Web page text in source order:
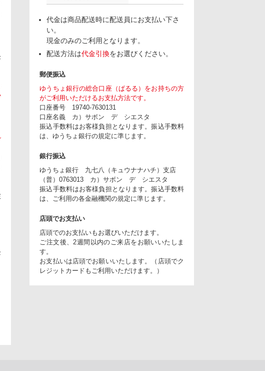
代金は商品配送時に配送員にお支払い下さ
い。
現金のみのご利用となります。
配送方法は代金引換をお選びください。
郵便振込
ゆうちょ銀行の総合口座（ぱるる）をお持ちの方
がご利用いただけるお支払方法です。
口座番号 19740-7630131
口座名義 カ）サボン デ シエスタ
振込手数料はお客様負担となります。振込手数料
は、ゆうちょ銀行の規定に準じます。
銀行振込
ゆうちょ銀行 九七八（キュウナナハチ）支店
（普）0763013 カ）サボン デ シエスタ
振込手数料はお客様負担となります。振込手数料
は、ご利用の各金融機関の規定に準じます。
店頭でお支払い
店頭でのお支払いもお選びいただけます。
ご注文後、2週間以内のご来店をお願いいたしま
す。
お支払いは店頭でお願いいたします。（店頭でク
レジットカードもご利用いただけます。）